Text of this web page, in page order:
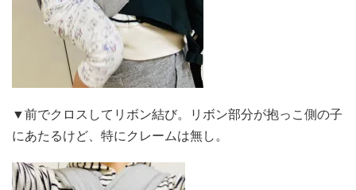
▼前でクロスしてリボン結び。リボン部分が抱っこ側の子
にあたるけど、特にクレームは無し。